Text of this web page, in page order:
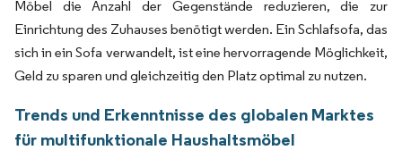
Möbel die Anzahl der Gegenstände reduzieren, die zur
Einrichtung des Zuhauses benötigt werden. Ein Schlafsofa, das
sich in ein Sofa verwandelt, ist eine hervorragende Möglichkeit,
Geld zu sparen und gleichzeitig den Platz optimal zu nutzen.
Trends und Erkenntnisse des globalen Marktes
für multifunktionale Haushaltsmöbel